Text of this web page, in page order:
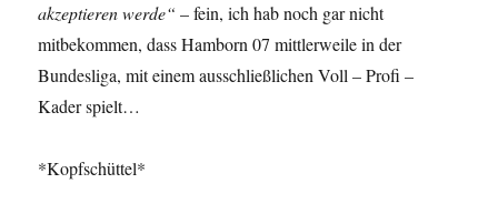
akzeptieren werde“ – fein, ich hab noch gar nicht
mitbekommen, dass Hamborn 07 mittlerweile in der
Bundesliga, mit einem ausschließlichen Voll – Profi –
Kader spielt…
*Kopfschüttel*